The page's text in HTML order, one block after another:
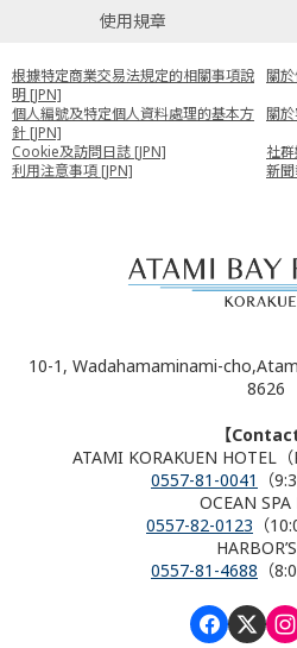
使用規章
根據特定商業交易法規定的相關事項說
明 [JPN]
關
個人編號及特定個人資料處理的基本方
針 [JPN]
關
Cookie及訪問日誌 [JPN]
社
利用注意事項 [JPN]
新
10-1, Wadahamaminami-
8626
【Contact
ATAMI KORAKUEN HOTEL
0557-81-0041
（
OCEAN SPA
0557-82-0123 （
0557-81-4688 （